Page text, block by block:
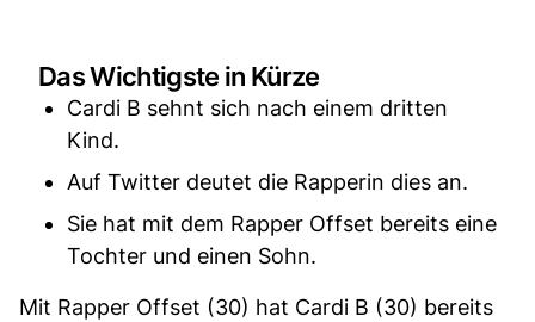
Das Wichtigste in Kürze
Cardi B sehnt sich nach einem dritten
Kind.
Auf Twitter deutet die Rapperin dies an.
Sie hat mit dem Rapper Offset bereits eine
Tochter und einen Sohn.
Mit Rapper Offset (30) hat Cardi B (30) bereits